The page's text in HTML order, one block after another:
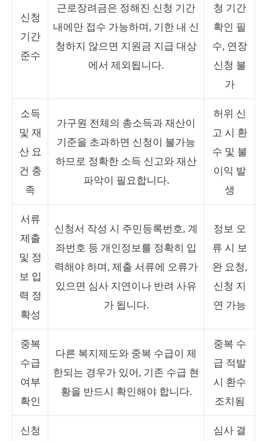
신청
기간
준수
근로장려금은 정해진 신청 기간
내에만 접수 가능하며, 기한 내 신
청하지 않으면 지원금 지급 대상
에서 제외됩니다.
청 기간
확인 필
수, 연장
신청 불
가
소득
및 재
산 요
건 충
족
가구원 전체의 총소득과 재산이
기준을 초과하면 신청이 불가능
하므로 정확한 소득 신고와 재산
파악이 필요합니다.
허위 신
고 시 환
수 및 불
이익 발
생
서류
제출
및 정
보 입
력 정
확성
신청서 작성 시 주민등록번호, 계
좌번호 등 개인정보를 정확히 입
력해야 하며, 제출 서류에 오류가
있으면 심사 지연이나 반려 사유
가 됩니다.
정보 오
류 시 보
완 요청,
신청 지
연 가능
중복
수급
여부
확인
다른 복지제도와 중복 수급이 제
한되는 경우가 있어, 기존 수급 현
황을 반드시 확인해야 합니다.
중복 수
급 적발
시 환수
조치됨
신청 심사 결